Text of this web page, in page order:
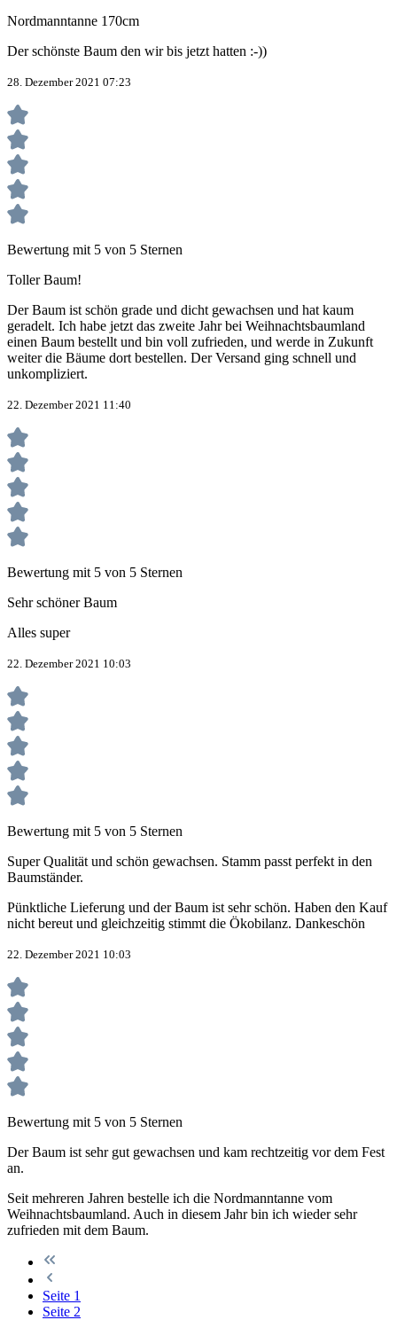
Nordmanntanne 170cm
Der schönste Baum den wir bis jetzt hatten :-))
28. Dezember 2021 07:23
Bewertung mit 5 von 5 Sternen
Toller Baum!
Der Baum ist schön grade und dicht gewachsen und hat kaum
geradelt. Ich habe jetzt das zweite Jahr bei Weihnachtsbaumland
einen Baum bestellt und bin voll zufrieden, und werde in Zukunft
weiter die Bäume dort bestellen. Der Versand ging schnell und
unkompliziert.
22. Dezember 2021 11:40
Bewertung mit 5 von 5 Sternen
Sehr schöner Baum
Alles super
22. Dezember 2021 10:03
Bewertung mit 5 von 5 Sternen
Super Qualität und schön gewachsen. Stamm passt perfekt in den
Baumständer.
Pünktliche Lieferung und der Baum ist sehr schön. Haben den Kauf
nicht bereut und gleichzeitig stimmt die Ökobilanz. Dankeschön
22. Dezember 2021 10:03
Bewertung mit 5 von 5 Sternen
Der Baum ist sehr gut gewachsen und kam rechtzeitig vor dem Fest
an.
Seit mehreren Jahren bestelle ich die Nordmanntanne vom
Weihnachtsbaumland. Auch in diesem Jahr bin ich wieder sehr
zufrieden mit dem Baum.
Seite 1
Seite 2